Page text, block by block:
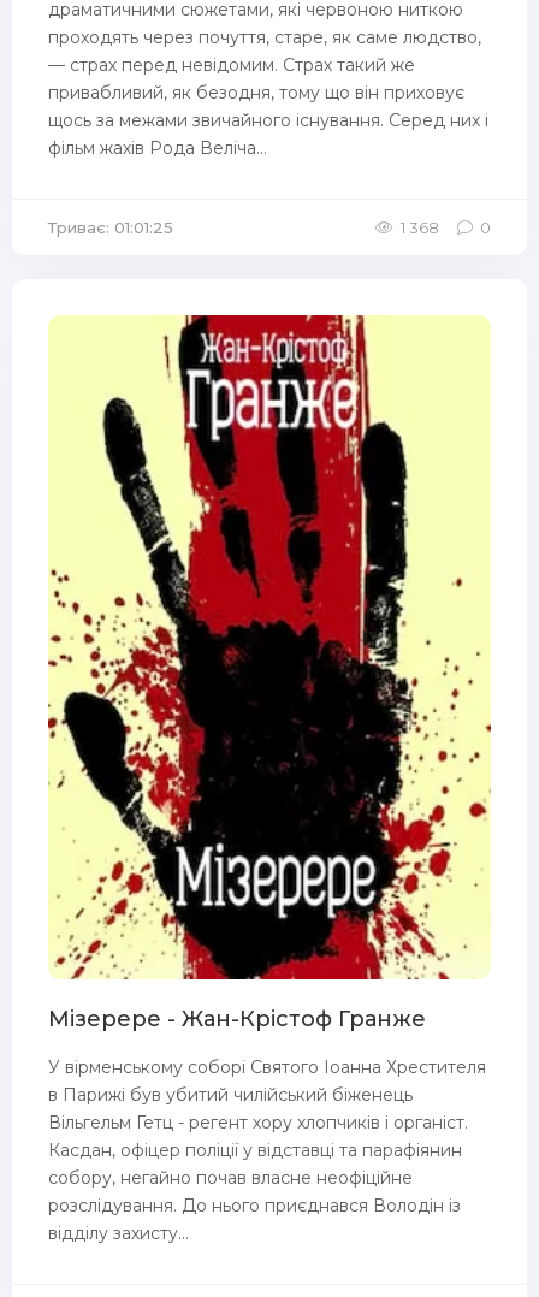
драматичними сюжетами, які червоною ниткою
проходять через почуття, старе, як саме людство,
— страх перед невідомим. Страх такий же
привабливий, як безодня, тому що він приховує
щось за межами звичайного існування. Серед них і
фільм жахів Рода Веліча...
Триває: 01:01:25 1 368 0
Мізерере - Жан-Крістоф Гранже
У вірменському соборі Святого Іоанна Хрестителя
в Парижі був убитий чилійський біженець
Вільгельм Гетц - регент хору хлопчиків і органіст.
Касдан, офіцер поліції у відставці та парафіянин
собору, негайно почав власне неофіційне
розслідування. До нього приєднався Володін із
відділу захисту...